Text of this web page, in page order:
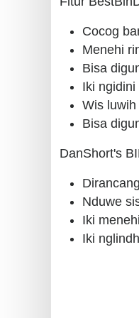
Cocog
Menehi
Bisa
Iki
Wis
Bisa
DanShort's
Nduwe
Iki
Iki